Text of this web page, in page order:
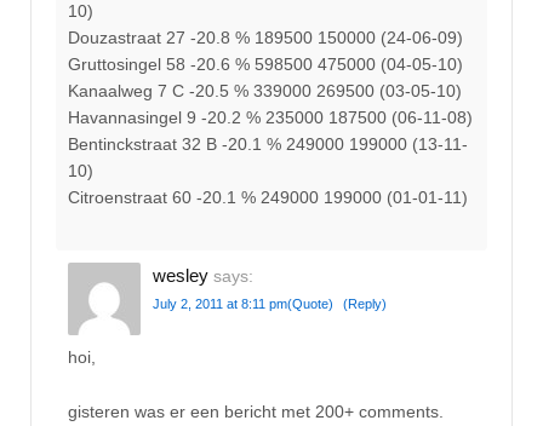
10)
Douzastraat 27 -20.8 % 189500 150000 (24-06-09)
Gruttosingel 58 -20.6 % 598500 475000 (04-05-10)
Kanaalweg 7 C -20.5 % 339000 269500 (03-05-10)
Havannasingel 9 -20.2 % 235000 187500 (06-11-08)
Bentinckstraat 32 B -20.1 % 249000 199000 (13-11-
10)
Citroenstraat 60 -20.1 % 249000 199000 (01-01-11)
wesley says:
July 2, 2011 at 8:11 pm(Quote) (Reply)
hoi,
gisteren was er een bericht met 200+ comments.